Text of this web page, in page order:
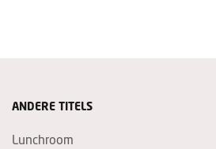
ANDERE TITELS
Lunchroom